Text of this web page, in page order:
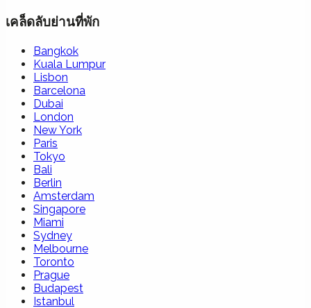
เคล็ดลับย่านที่พัก
Bangkok
Kuala Lumpur
Lisbon
Barcelona
Dubai
London
New York
Paris
Tokyo
Bali
Berlin
Amsterdam
Singapore
Miami
Sydney
Melbourne
Toronto
Prague
Budapest
Istanbul